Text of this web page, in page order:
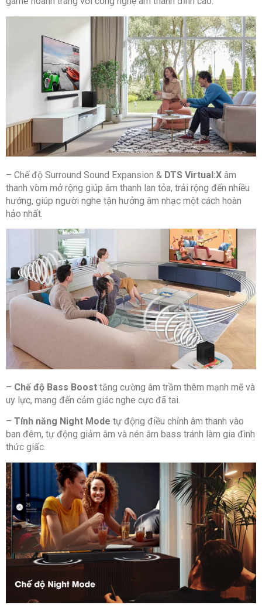
Kích thước loa Woofer: Hãng không công bố
Thương hiệu của: Hàn Quốc
Chất liệu:Loa thanh: Kim loại, ABS, gỗLoa
Sub: Kim loại, ABS, gỗ
Sản xuất tại: Trung Quốc
– Chế độ Surround Sound Expansion & DTS Virtual:X âm
thanh vòm mở rộng giúp âm thanh lan tỏa, trải rộng đến nhiều
hướng, giúp người nghe tận hưởng âm nhạc một cách hoàn
hảo nhất.
– Chế độ Bass Boost tăng cường âm trầm thêm mạnh mẽ và
uy lực, mang đến cảm giác nghe cực đã tai.
– Tính năng Night Mode tự động điều chỉnh âm thanh vào
ban đêm, tự động giảm âm và nén âm bass tránh làm gia đình
thức giấc.